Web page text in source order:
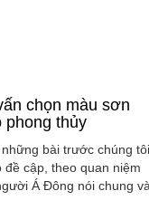
chọn màu sơn
phong thủy
bài trước chúng tôi
đề cập, theo quan niệm
Á Đông nói chung